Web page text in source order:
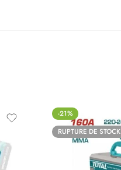
-21%
RUPTURE DE STOCK